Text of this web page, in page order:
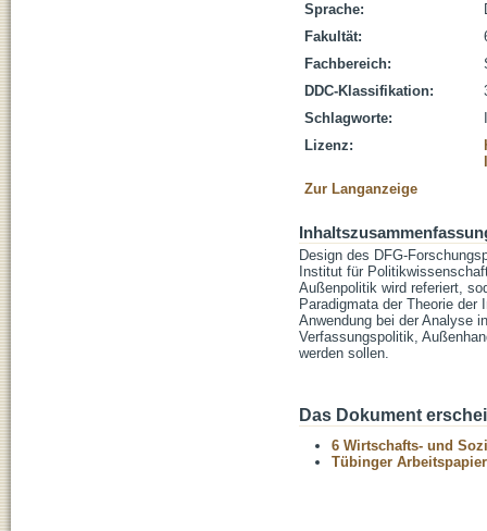
Sprache:
Fakultät:
Fachbereich:
DDC-Klassifikation:
Schlagworte:
Lizenz:
Zur Langanzeige
Design des DFG-
Institut für
Außenpolitik wird referiert,
Paradigmata der Theorie der
Anwendung bei der Analyse
Verfassungspolitik,
werden sollen.
Das Dokument
6 Wirtschafts- und
Tübinger